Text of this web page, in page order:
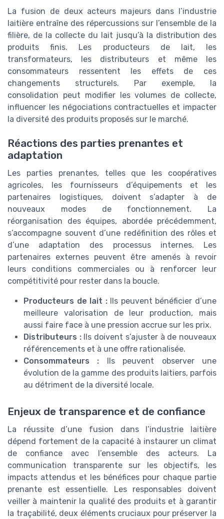
La fusion de deux acteurs majeurs dans l’industrie
laitière entraîne des répercussions sur l’ensemble de la
filière, de la collecte du lait jusqu’à la distribution des
produits finis. Les producteurs de lait, les
transformateurs, les distributeurs et même les
consommateurs ressentent les effets de ces
changements structurels. Par exemple, la
consolidation peut modifier les volumes de collecte,
influencer les négociations contractuelles et impacter
la diversité des produits proposés sur le marché.
Réactions des parties prenantes et
adaptation
Les parties prenantes, telles que les coopératives
agricoles, les fournisseurs d’équipements et les
partenaires logistiques, doivent s’adapter à de
nouveaux modes de fonctionnement. La
réorganisation des équipes, abordée précédemment,
s’accompagne souvent d’une redéfinition des rôles et
d’une adaptation des processus internes. Les
partenaires externes peuvent être amenés à revoir
leurs conditions commerciales ou à renforcer leur
compétitivité pour rester dans la boucle.
Producteurs de lait :Ils peuvent bénéficier d’une
meilleure valorisation de leur production, mais
aussi faire face à une pression accrue sur les prix.
Distributeurs :Ils doivent s’ajuster à de nouveaux
référencements et à une offre rationalisée.
Consommateurs : Ils peuvent observer une
évolution de la gamme des produits laitiers, parfois
au détriment de la diversité locale.
Enjeux de transparence et de confiance
La réussite d’une fusion dans l’industrie laitière
dépend fortement de la capacité à instaurer un climat
de confiance avec l’ensemble des acteurs. La
communication transparente sur les objectifs, les
impacts attendus et les bénéfices pour chaque partie
prenante est essentielle. Les responsables doivent
veiller à maintenir la qualité des produits et à garantir
la traçabilité, deux éléments cruciaux pour préserver la